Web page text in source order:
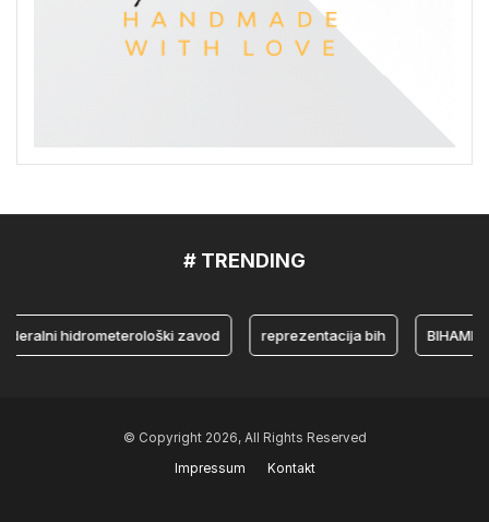
# TRENDING
hidrometerološki zavod reprezentacija bih BIHAMK
© Copyright 2026, All Rights Reserved
Impressum
Kontakt